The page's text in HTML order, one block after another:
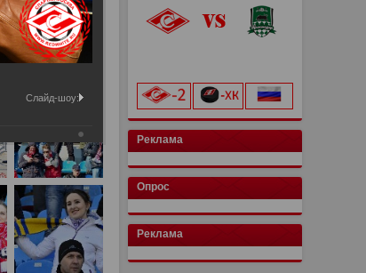
Реклама
Опрос
Реклама
Слайд-шоу: